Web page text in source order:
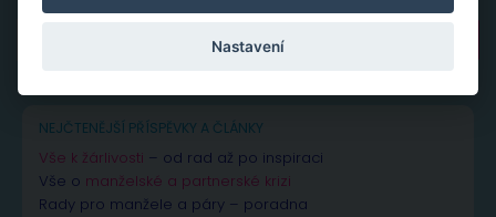
NEJČTENĚJŠÍ PŘÍSPĚVKY A ČLÁNKY
Vše k žárlivosti – od rad až po inspiraci
Vše o manželské a partnerské krizi
Rady pro manžele a páry – poradna
Nastavení